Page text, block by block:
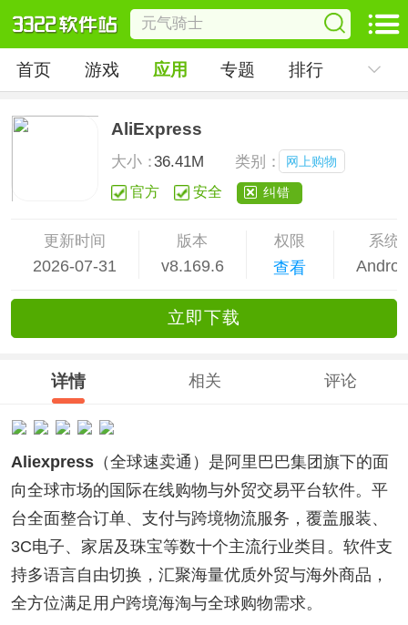
首页 游戏 应用 专题 排行
AliExpress
大小：36.41M 类别： 网上购物
官方 安全 纠错
更新时间
2026-07-31
版本
v8.169.6
权限
查看
系统
立即下载
详情 相关 评论
Aliexpress（全球速卖通）是阿里巴巴集团旗下的面
向全球市场的国际在线购物与外贸交易平台软件。平
台全面整合订单、支付与跨境物流服务，覆盖服装、
3C电子、家居及珠宝等数十个主流行业类目。软件支
持多语言自由切换，汇聚海量优质外贸与海外商品，
全方位满足用户跨境海淘与全球购物需求。